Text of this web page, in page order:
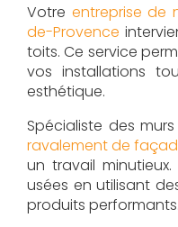
Votre entreprise de
de-Provence
toits. Ce service
vos installations
esthétique.
Spécialiste des
ravalement de
un travail
usées en utilisant
produits performants.